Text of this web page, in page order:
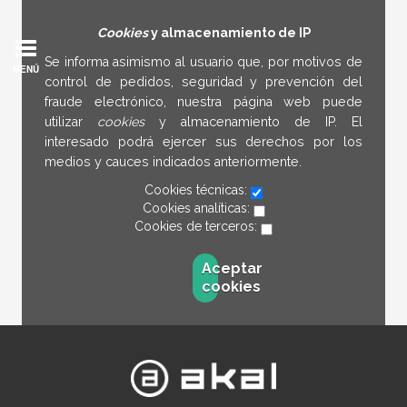
Cookiesy almacenamiento de IP
Se informa asimismo al usuario que, por motivos de
control de pedidos, seguridad y prevención del
fraude electrónico, nuestra página web puede
utilizar cookies y almacenamiento de IP. El
interesado podrá ejercer sus derechos por los
medios y cauces indicados anteriormente.
Cookies técnicas:
Cookies analíticas:
Cookies de terceros:
Aceptar
cookies
MENÚ